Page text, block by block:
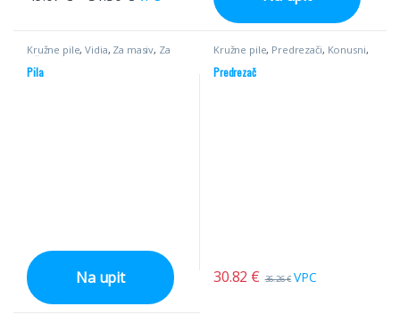
Kružne pile,Vidia, Za masiv, Za
višelisni
Pila
Na upit
Kružne pile, Predrezači, Konusni,
Predrezač
30.82 € 36.26€ VPC